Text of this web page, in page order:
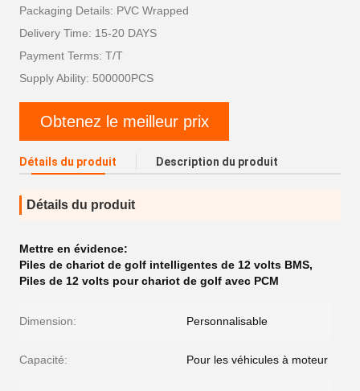
Packaging Details: PVC Wrapped
Delivery Time: 15-20 DAYS
Payment Terms: T/T
Supply Ability: 500000PCS
Obtenez le meilleur prix
Détails du produit Description du produit
Détails du produit
Mettre en évidence:
Piles de chariot de golf intelligentes de 12 volts BMS,
Piles de 12 volts pour chariot de golf avec PCM
Dimension: Personnalisable
Capacité: Pour les véhicules à moteur